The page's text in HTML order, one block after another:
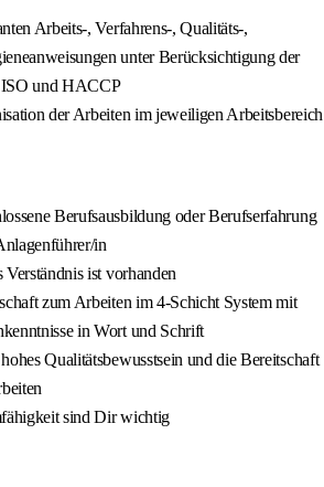
Arbeits-, Verfahrens-, Qualitäts-,
unter Berücksichtigung der
und HACCP
der Arbeiten im jeweiligen Arbeitsbereich
Berufsausbildung oder Berufserfahrung
in
Verständnis ist vorhanden
zum Arbeiten im 4-Schicht System mit
in Wort und Schrift
Qualitätsbewusstsein und die Bereitschaft
sind Dir wichtig